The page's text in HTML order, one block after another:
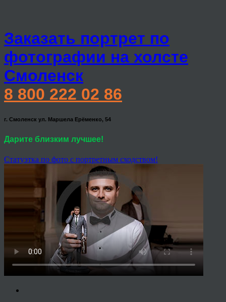
Заказать портрет по
фотографии на холсте
Смоленск
8 800 222 02 86
г. Смоленск ул. Маршела Ерёменко, 54
Дарите близким лучшее!
Статуэтка по фото с портретным сходством!